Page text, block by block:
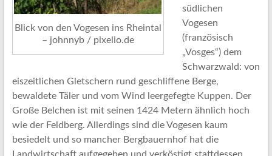
Blick von den Vogesen ins Rheintal
– johnnyb / pixelio.de
südlichen
Vogesen
(französisch
„Vosges“) dem
Schwarzwald: von
eiszeitlichen Gletschern rund geschliffene Berge,
bewaldete Täler und vom Wind leergefegte Kuppen. Der
Große Belchen ist mit seinen 1424 Metern ähnlich hoch
wie der Feldberg. Allerdings sind die Vogesen kaum
besiedelt und so mancher Bergbauernhof hat die